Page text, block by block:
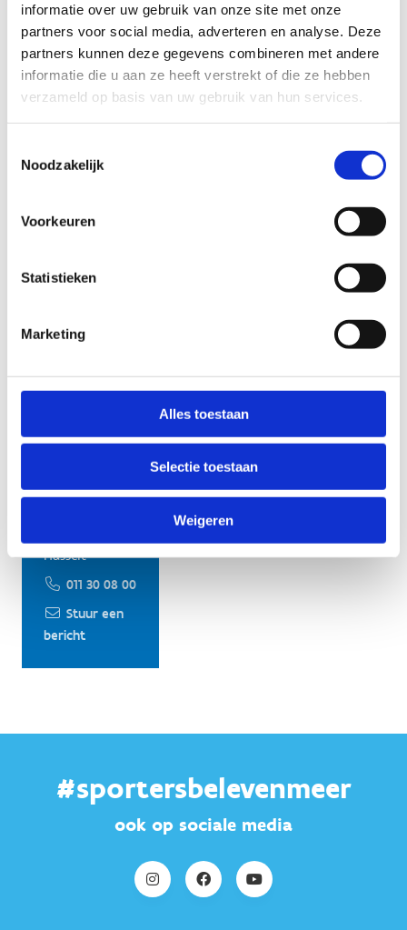
informatie over uw gebruik van onze site met onze
partners voor social media, adverteren en analyse. Deze
partners kunnen deze gegevens combineren met andere
informatie die u aan ze heeft verstrekt of die ze hebben
verzameld op basis van uw gebruik van hun services.
Noodzakelijk
Voorkeuren
Statistieken
Marketing
Alles toestaan
Selectie toestaan
Weigeren
Ik begrijp dat misbruik schadelijk is en kan
leiden tot intrekking van de badge.*
Anti-Robot Verification
een vraag?
ons
Hasselt
011 30 08 00
Stuur een
bericht
#sportersbelevenmeer
ook op sociale media